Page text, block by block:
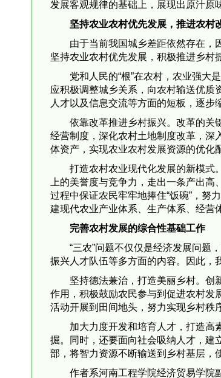
发展客观规律的基础上，展现出原汁原
坚持农业农村优先发展，推进农村
由于当前我国城乡差距依然存在，
坚持农业农村优先发展，积极推进乡村
党和人民的“根”在农村，农业强大
应积极调整城乡关系，向农村输送优质
人才以及信息交流等方面的短板，逐步
依靠改革推进乡村振兴。改革的关
经营制度，深化农村土地制度改革，深
体资产，实现农业农村发展资源的优化
打造农村农业现代化发展的新模式
上的美誉度与竞争力，走出一条产出
过程中保证农民牢牢地捧住“饭碗”，努
建现代农业产业体系、生产体系、经营
完善农村发展的综合性基础工作
“三农”问题不仅仅是经济发展问题
振兴人才队伍等多方面的内容。因此，
坚持德法兼治，打造美丽乡村。创
作用，积极鼓励农民参与到促进农村发
活动开展到田间地头，努力实现乡村秩
加大力度开发和培育人才，打造高
掘。同时，还要面向社会吸纳人才，建
部，将智力资源不断输送到乡村基层，
作者系河南工程学院经济贸易学院